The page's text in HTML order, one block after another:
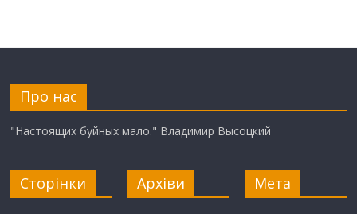
Про нас
"Настоящих буйных мало." Владимир Высоцкий
Сторінки Архіви Мета